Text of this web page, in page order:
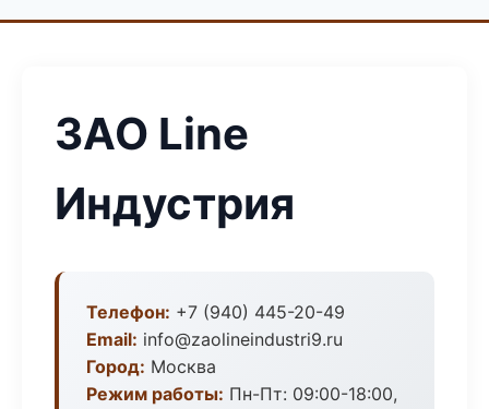
ЗАО Line
Индустрия
Телефон: +7 (940) 445-20-49
Email: info@zaolineindustri9.ru
Город: Москва
Режим работы: Пн-Пт: 09:00-18:00,